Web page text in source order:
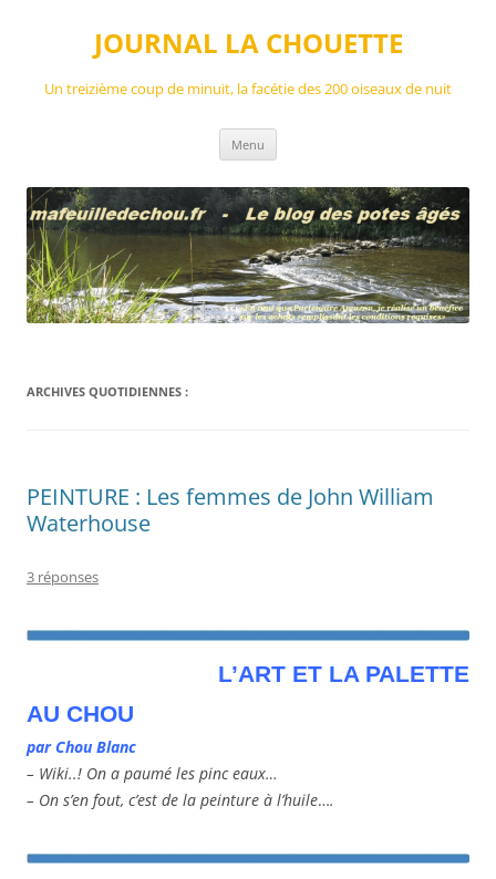
JOURNAL LA CHOUETTE
Un treizième coup de minuit, la facétie des 200 oiseaux de nuit
Menu
ARCHIVES QUOTIDIENNES :
PEINTURE : Les femmes de John William
Waterhouse
3 réponses
L’ART ET LA PALETTE
AU CHOU
par Chou Blanc
– Wiki..! On a paumé les pinc eaux…
– On s’en fout, c’est de la peinture à l’huile….